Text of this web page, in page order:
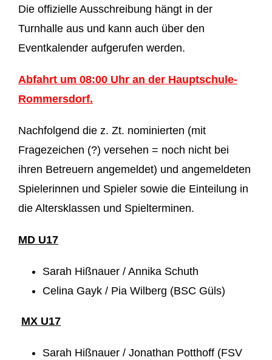
Die offizielle Ausschreibung hängt in der
Turnhalle aus und kann auch über den
Eventkalender aufgerufen werden.
Abfahrt um 08:00 Uhr an der Hauptschule-
Rommersdorf.
Nachfolgend die z. Zt. nominierten (mit
Fragezeichen (?) versehen = noch nicht bei
ihren Betreuern angemeldet) und angemeldeten
Spielerinnen und Spieler sowie die Einteilung in
die Altersklassen und Spielterminen.
MD U17
Sarah Hißnauer / Annika Schuth
Celina Gayk / Pia Wilberg (BSC Güls)
MX U17
Sarah Hißnauer / Jonathan Potthoff (FSV